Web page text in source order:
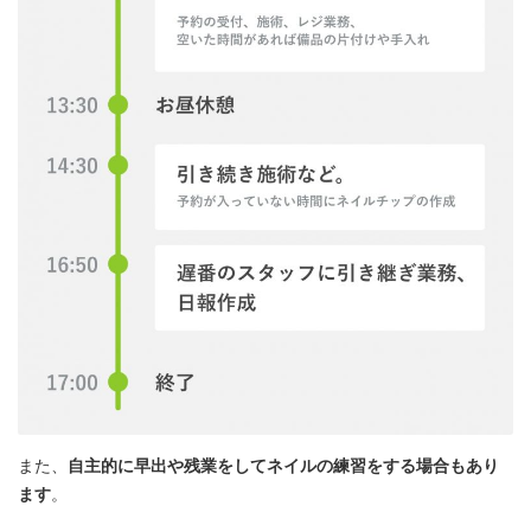
また、
自主的に早出や残業をしてネイルの練習をする場合もあり
ます。